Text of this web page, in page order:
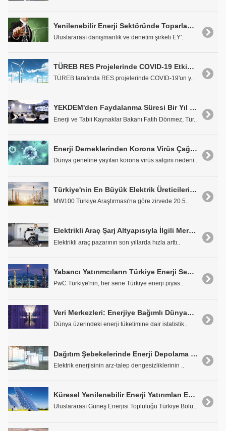
Yenilenebilir Enerji Sektöründe Toparlanma Hızlı Olacak
Uluslararası danışmanlık ve denetim şirketi EY'..
TÜREB RES Projelerinde COVID-19 Etkisi Anket Raporunu Yayımladı
TÜREB tarafında RES projelerinde COVID-19'un y..
YEKDEM'den Faydalanma Süresi Bir Yıl Uzatılmalı
Enerji ve Tabii Kaynaklar Bakanı Fatih Dönmez, Tür..
Enerji Derneklerinden Korona Virüs Çağrısı
Dünya geneline yayılan korona virüs salgını nedeni..
Türkiye'nin En Büyük Elektrik Üreticileri: EÜAŞ, ENKA ve Enerjisa
MW100 Türkiye Araştırması'na göre zirvede 20.5..
Elektrikli Araç Şarj Altyapısıyla İlgili Merak Edilenler
Elektrikli araç pazarının son yıllarda hızla arttı..
Yabancı Yatırımcıların Türkiye Enerji Sektörüne İlgisi 2019'da da Sürdü
PwC Türkiye'nin, her sene Türkiye enerji piyas..
Veri Merkezleri: Enerjiye Bağımlı Dünyada Düşman mı, Kurtarıcı mı?
Dünya üzerindeki enerji tüketimine dair istatistik..
Dağıtım Şebekelerinde Enerji Depolama Sistemlerinin Uygulanması
Elektrik enerjisinin arz-talep dengesizliklerinin ..
Küresel Yenilenebilir Enerji Yatırımları Eğilimi
Uluslararası Güneş Enerjisi Topluluğu Türkiye Bölü..